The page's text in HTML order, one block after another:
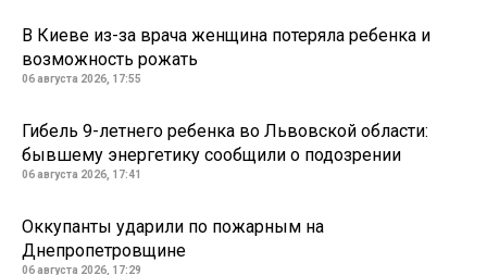
В Киеве из-за врача женщина потеряла ребенка и
возможность рожать
06 августа 2026, 17:55
Гибель 9-летнего ребенка во Львовской области:
бывшему энергетику сообщили о подозрении
06 августа 2026, 17:41
Оккупанты ударили по пожарным на
Днепропетровщине
06 августа 2026, 17:29